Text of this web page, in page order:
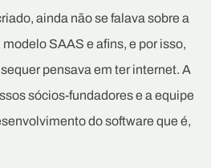
ainda não se falava sobre a
SAAS e afins, e por isso,
pensava em ter internet. A
sócios-fundadores e a equipe
do software que é,